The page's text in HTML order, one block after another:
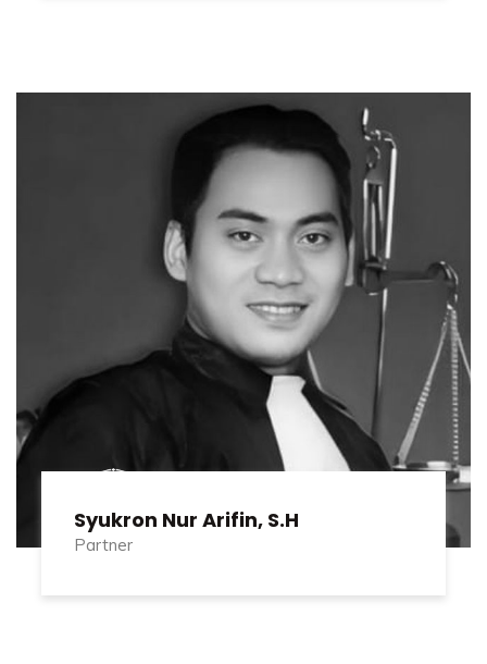
Syukron Nur Arifin, S.H
Partner